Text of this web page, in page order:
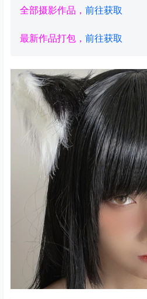
全部摄影作品， 前往获取
最新作品打包， 前往获取